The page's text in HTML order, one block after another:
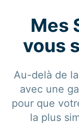
Mes
vous
Au-delà de
avec une
pour que
la plus